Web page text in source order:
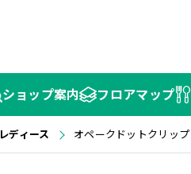
ショップ案内 フロアマップ
レディース オペークドットクリップ